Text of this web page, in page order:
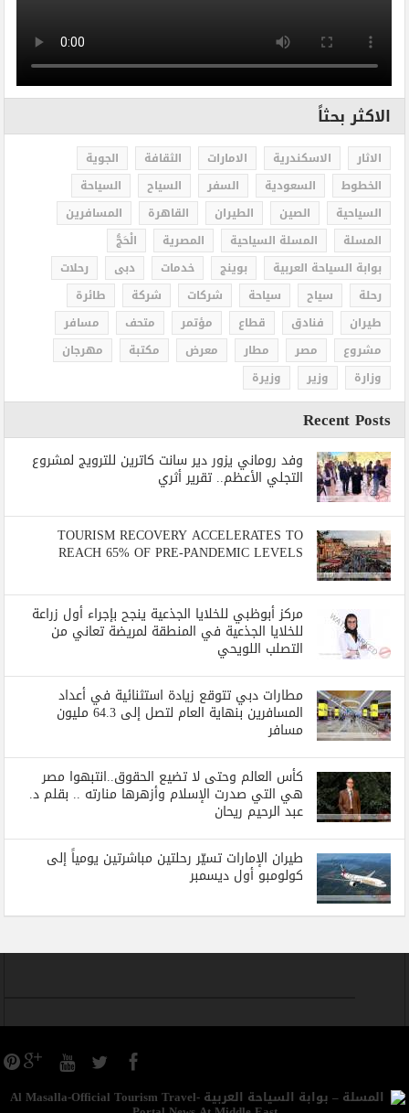
الاكثر بحثاً
الاثار الاسكندرية الامارات الثقافة
الجوية
الخطوط
السعودية السفر السياح
السياحة
السياحية
الصين الطيران القاهرة
المسافرين
المسلة
المسلة السياحية المصرية
الْحَجُّ
بوابة السياحة العربية
بوينج خدمات دبى
رحلات
رحلة
سياح سياحة شركات شركة
طائرة
طيران
فنادق قطاع مؤتمر متحف
مسافر
مشروع
مصر مطار معرض مكتبة
مهرجان
وزارة
وزير وزيرة
Recent Posts
وفد روماني يزور دير سانت كاترين للترويج لمشروع
التجلي الأعظم.. تقرير أثري
TOURISM RECOVERY ACCELERATES TO
REACH 65% OF PRE-PANDEMIC LEVELS
مركز أبوظبي للخلايا الجذعية ينجح بإجراء أول زراعة
للخلايا الجذعية في المنطقة لمريضة تعاني من
التصلب اللويحي
مطارات دبي تتوقع زيادة استثنائية في أعداد
المسافرين بنهاية العام لتصل إلى 64.3 مليون
مسافر
كأس العالم وحتى لا تضيع الحقوق..انتبهوا مصر
هي التي صدرت الإسلام وأزهرها منارته .. بقلم د.
عبد الرحيم ريحان
طيران الإمارات تسيّر رحلتين مباشرتين يومياً إلى
كولومبو أول ديسمبر